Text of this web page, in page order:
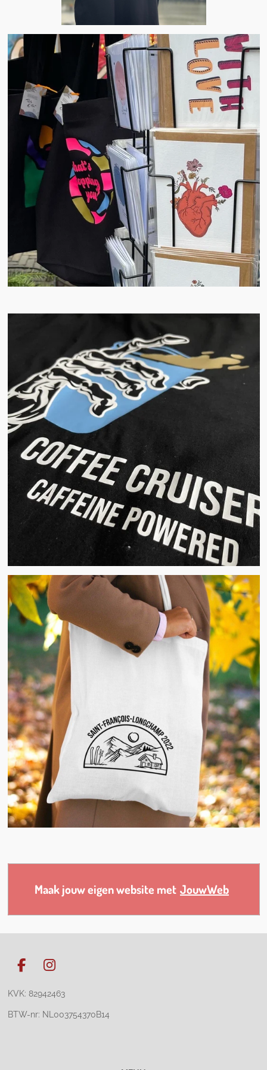
Maak jouw eigen website met JouwWeb
F
c
e
I
s
t
KVK: 82942463
BTW-nr: NL003754370B14